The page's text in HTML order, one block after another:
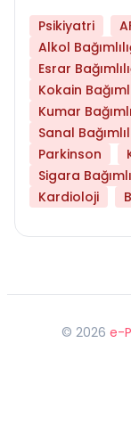
Psikiyatri
Alkol
Esrar
Kokain
Kumar
Sanal
Parkinson
Sigara
Kardioloji
© 2026 e-